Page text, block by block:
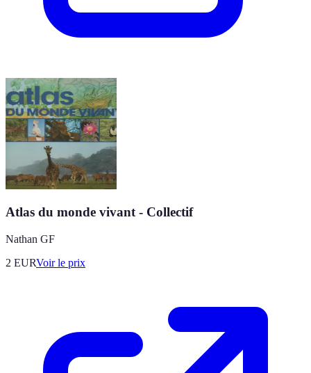
Atlas du monde vivant - Collectif
Nathan GF
2 EURVoir le prix